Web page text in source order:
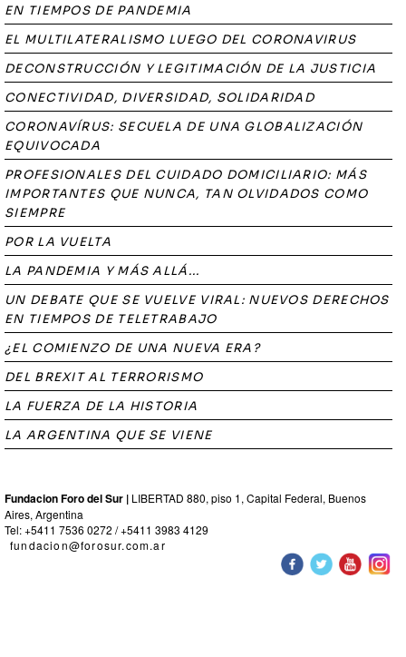
EN TIEMPOS DE PANDEMIA
EL MULTILATERALISMO LUEGO DEL CORONAVIRUS
DECONSTRUCCIÓN Y LEGITIMACIÓN DE LA JUSTICIA
CONECTIVIDAD, DIVERSIDAD, SOLIDARIDAD
CORONAVÍRUS: SECUELA DE UNA GLOBALIZACIÓN
EQUIVOCADA
PROFESIONALES DEL CUIDADO DOMICILIARIO: MÁS
IMPORTANTES QUE NUNCA, TAN OLVIDADOS COMO
SIEMPRE
POR LA VUELTA
LA PANDEMIA Y MÁS ALLÁ...
UN DEBATE QUE SE VUELVE VIRAL: NUEVOS DERECHOS
EN TIEMPOS DE TELETRABAJO
¿EL COMIENZO DE UNA NUEVA ERA?
DEL BREXIT AL TERRORISMO
LA FUERZA DE LA HISTORIA
LA ARGENTINA QUE SE VIENE
Fundacion Foro del Sur | LIBERTAD 880, piso 1, Capital Federal, Buenos
Aires, Argentina
Tel: +5411 7536 0272 / +5411 3983 4129
fundacion@forosur.com.ar